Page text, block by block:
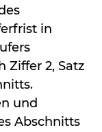
in
Ziffer 2, Satz
und
Abschnitts